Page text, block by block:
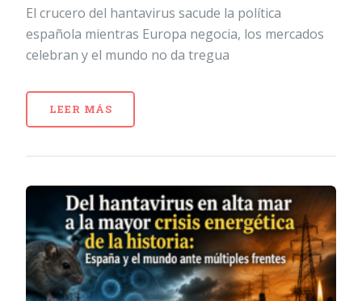
El crucero del hantavirus sacude la política
española mientras Europa negocia, los mercados
celebran y el mundo no da tregua
LEER MÁS